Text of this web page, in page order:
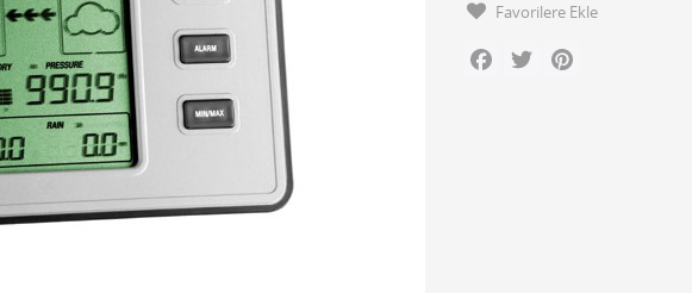
Favorilere Ekle
Facebook
Twitter